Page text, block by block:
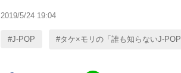
2019/5/24 19:04
J-POP タケ×モリの「誰も知らないJ-POP